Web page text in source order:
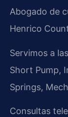
Abogado de
Henrico
Servimos a
Short Pump,
Springs,
Consultas